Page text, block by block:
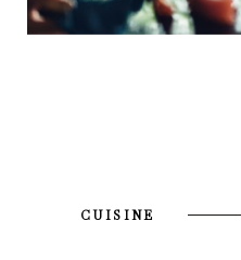
CUISINE